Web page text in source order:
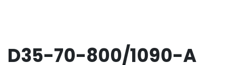
D35-70-800/1090-A